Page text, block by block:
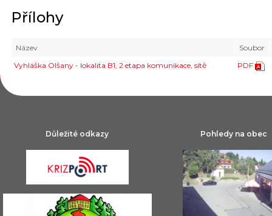
Přílohy
Název
Soubor
Vyhláška Olšany - lokalita B1, 2 etapa komunikace, sítě
PDF
Důležité odkazy Pohledy na obec